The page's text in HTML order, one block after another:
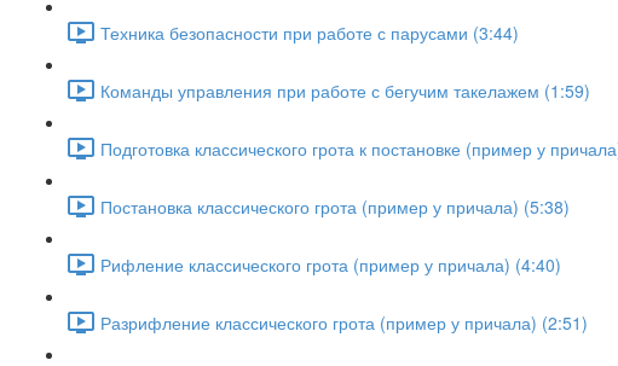
Техника безопасности при работе с парусами (3:44)
Команды управления при работе с бегучим такелажем (1:59)
Подготовка классического грота к постановке (пример у
Постановка классического грота (пример у причала) (5:38)
Рифление классического грота (пример у причала) (4:40)
Разрифление классического грота (пример у причала) (2:51)